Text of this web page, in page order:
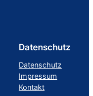
Datenschutz
Datenschutz
Impressum
Kontakt